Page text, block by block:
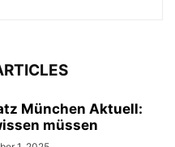
München Aktuell:
müssen